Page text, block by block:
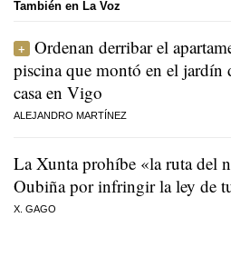
También en La Voz
Ordenan derribar el
piscina que montó en el jardín
casa en Vigo
ALEJANDRO MARTÍNEZ
La Xunta prohíbe «la ruta del
Oubiña por infringir la ley de
X. GAGO